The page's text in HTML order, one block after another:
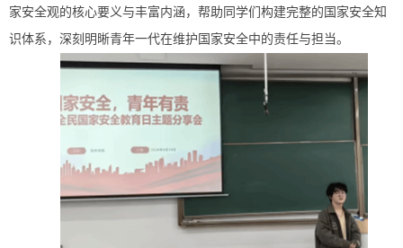
家安全观的核心要义与丰富内涵，帮助同学们构建完整的国家安全知
识体系，深刻明晰青年一代在维护国家安全中的责任与担当。